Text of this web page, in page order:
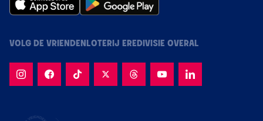
VOLG DE VRIENDENLOTERIJ EREDIVISIE OVERAL